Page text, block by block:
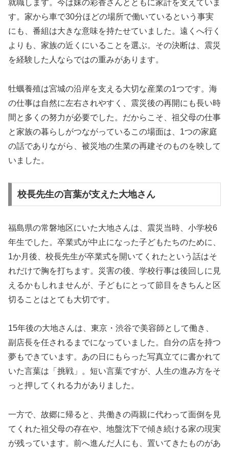
就職します。今は妹の彩香さんとともに家計を支えていま
す。家から車で30分ほどの場所で働いているという事実
にも、番組は大きな意味を持たせていました。遠くへ行く
よりも、家族の近くにいることを選ぶ。その決断は、震災
を経験した人ならではの重みがあります。
牡蠣養殖は宮城の沿岸を支える大切な産業の1つです。海
の仕事は自然に左右されやすく、震災後の再開にも長い時
間と多くの努力が必要でした。だからこそ、祖父母の仕事
と家族の暮らしがつながっているこの場面は、1つの家庭
の話でありながら、被災地の生業の再建そのものを映して
いました。
校長先生の言葉が支えた大地さん
福島県の常磐地区にいた大地さんは、震災当時、小学校6
年生でした。卒業式が中止になった子どもたちのために、
1か月後、校長先生が卒業式を開いてくれたという話はそ
れだけで胸を打ちます。災害の後、学校行事は後回しに見
えるかもしれませんが、子どもにとって節目をきちんと区
切ることはとても大切です。
15年後の大地さんは、東京・渋谷で美容師として働き、
副店長を任されるまでになっていました。自分の店を持つ
夢もできています。あの日にもらった写真立てに書かれて
いた言葉は「挑戦」。短い言葉ですが、人生の進み方をそ
っと押してくれる力がありました。
一方で、故郷に帰ると、共働きの両親に代わって面倒を見
てくれた祖父母の存在や、地盤沈下で傾き続ける家の現実
が残っています。前へ進んだ人にも、置いてきたものがあ